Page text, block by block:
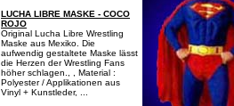
LUCHA LIBRE MASKE - COCO
ROJO
Original Lucha Libre Wrestling
Maske aus Mexiko. Die
aufwendig gestaltete Maske lässt
die Herzen der Wrestling Fans
höher schlagen., , Material :
Polyester / Applikationen aus
Vinyl + Kunstleder, ...